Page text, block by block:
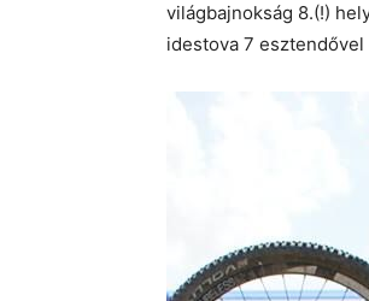
világbajnokság 8.(!)
idestova 7